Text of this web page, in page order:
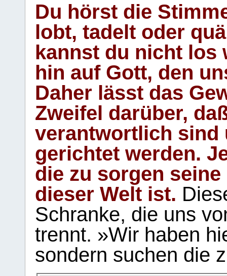
Du hörst die
lobt, tadelt oder
kannst du nicht los
hin auf Gott, den
Daher lässt das
Zweifel darüber,
verantwortlich sind
gerichtet werden.
die zu sorgen
dieser Welt ist.
Schranke, die uns
trennt. »Wir haben
sondern suchen die